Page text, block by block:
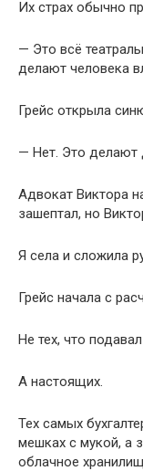
Их страх обычно
— Это всё
делают человека
Грейс открыла
— Нет. Это делают
Адвокат Виктора
зашептал, но
Я села и сложила
Грейс начала с
Не тех, что
А настоящих.
Тех самых
мешках с мукой, а
облачное